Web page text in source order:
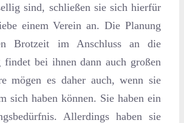
sind, schließen sie sich hierfür
einem Verein an. Die Planung
Brotzeit im Anschluss an die
findet bei ihnen dann auch großen
mögen es daher auch, wenn sie
sich haben können. Sie haben ein
Allerdings haben sie